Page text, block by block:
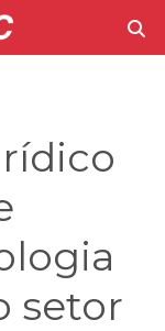
setor